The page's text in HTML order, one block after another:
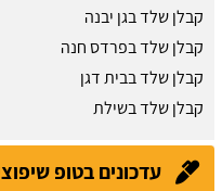
קבלן שלד בגן יבנה
קבלן שלד בפרדס חנה
קבלן שלד בבית דגן
קבלן שלד בשילת
עדכונים בטופ